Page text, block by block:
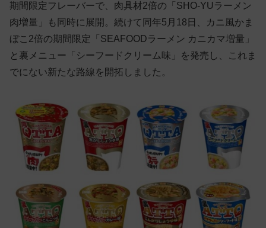
期間限定フレーバーで、肉具材2倍の「SHO-YUラーメン
肉増量」も同時に展開。続けて同年5月18日、カニ風かま
ぼこ2倍の期間限定「SEAFOODラーメン カニカマ増量」
と裏メニュー「シーフードクリーム味」を発売し、これま
でにない新たな路線を開拓しました。